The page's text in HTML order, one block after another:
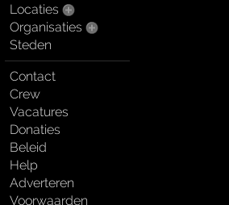
Locaties
Organisaties
Steden
Contact
Crew
Vacatures
Donaties
Beleid
Help
Adverteren
Voorwaarden